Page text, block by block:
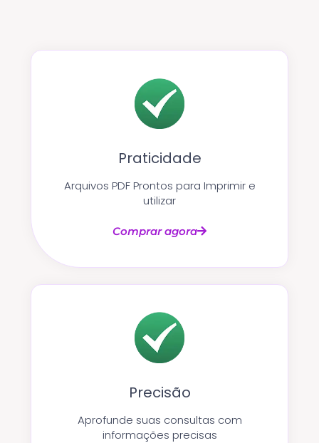
Praticidade
Arquivos PDF Prontos para Imprimir e
utilizar
Comprar agora
Precisão
Aprofunde suas consultas com
informações precisas